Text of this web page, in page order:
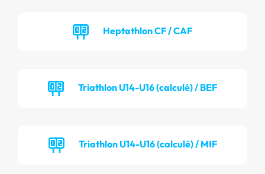
Heptathlon CF / CAF
Triathlon U14-U16 (calculé) / BEF
Triathlon U14-U16 (calculé) / MIF